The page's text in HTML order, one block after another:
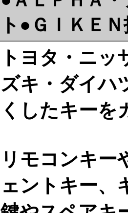
ト●ＧＩＫＥ
トヨタ・ニ
ズキ・ダイハ
くしたキーを
リモコンキー
ェントキー、